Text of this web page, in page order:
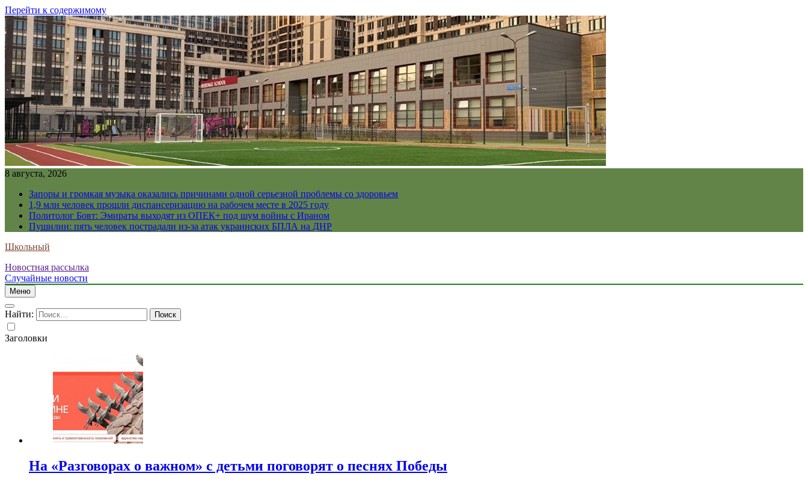
Перейти к содержимому
8 августа, 2026
Запоры и громкая музыка оказались причинами одной серьезной проблемы со здоровьем
1,9 млн человек прошли диспансеризацию на рабочем месте в 2025 году
Политолог Бовт: Эмираты выходят из ОПЕК+ под шум войны с Ираном
Пушилин: пять человек пострадали из-за атак украинских БПЛА на ДНР
Школьный
Новостная рассылка
Случайные новости
Меню
Найти:
Заголовки
На «Разговорах о важном» с детьми поговорят о песнях Победы